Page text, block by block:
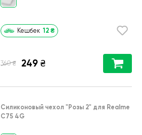
Кешбек 12 ₴
360 ₴ 249 ₴
Силиконовый чехол "Розы 2" для Realme
C75 4G